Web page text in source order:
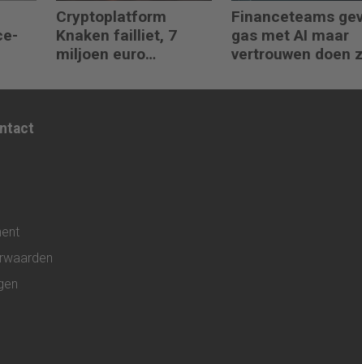
Cryptoplatform
Knaken failliet, 7
miljoen euro
Financeteams
gas met AI maar
vertrouwen doen